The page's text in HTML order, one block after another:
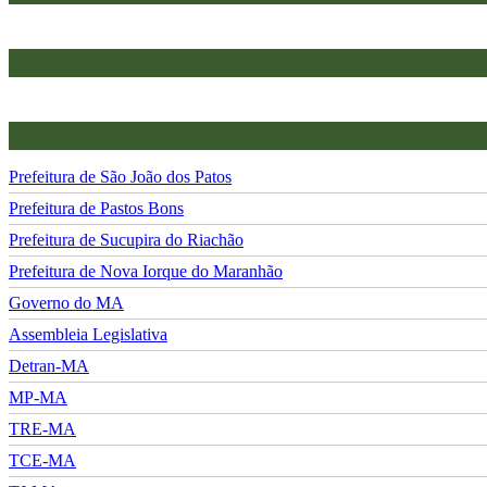
Prefeitura de São João dos Patos
Prefeitura de Pastos Bons
Prefeitura de Sucupira do Riachão
Prefeitura de Nova Iorque do Maranhão
Governo do MA
Assembleia Legislativa
Detran-MA
MP-MA
TRE-MA
TCE-MA